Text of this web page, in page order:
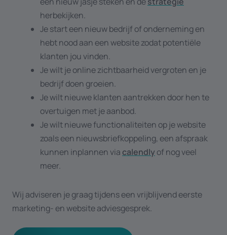
herbekijken.
Je start een nieuw bedrijf of onderneming en
hebt nood aan een website zodat potentiële
klanten jou vinden.
Je wilt je online zichtbaarheid vergroten en je
bedrijf doen groeien.
Je wilt nieuwe klanten aantrekken door hen te
overtuigen met je aanbod.
Je wilt nieuwe functionaliteiten op je website
zoals een nieuwsbriefkoppeling, een afspraak
kunnen inplannen via calendly of nog veel
meer.
Wij adviseren je graag tijdens een vrijblijvend eerste
marketing- en website adviesgesprek.